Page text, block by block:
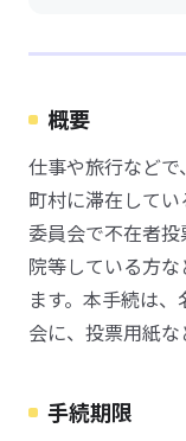
概要
仕事や旅行など
町村に滞在して
委員会で不在者
院等している方
ます。本手続は
会に、投票用紙な
手続期限